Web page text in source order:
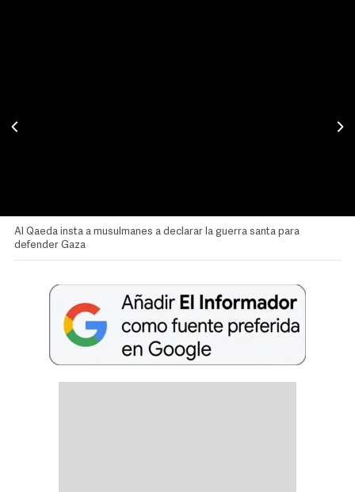
Al Qaeda insta a musulmanes a declarar la guerra santa para
defender Gaza